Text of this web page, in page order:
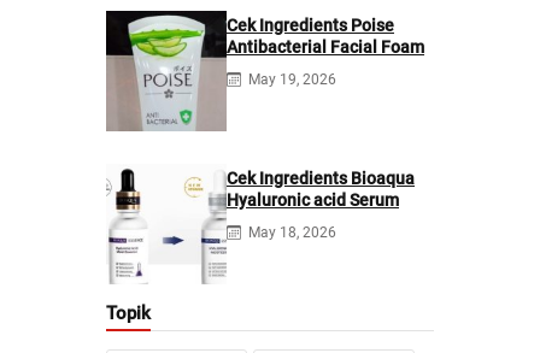
Cek Ingredients Poise
Antibacterial Facial Foam
May 19, 2026
Cek Ingredients Bioaqua
Hyaluronic acid Serum
May 18, 2026
Topik